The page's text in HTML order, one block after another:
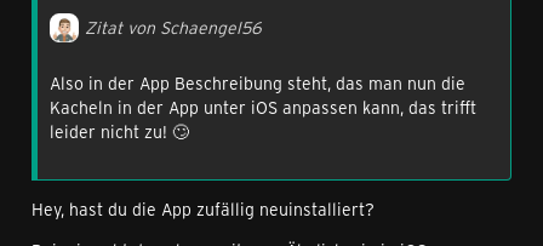
Zitat von Schaengel56
Also in der App Beschreibung steht, das man nun die
Kacheln in der App unter iOS anpassen kann, das trifft
leider nicht zu! 🙄
Hey, hast du die App zufällig neuinstalliert?